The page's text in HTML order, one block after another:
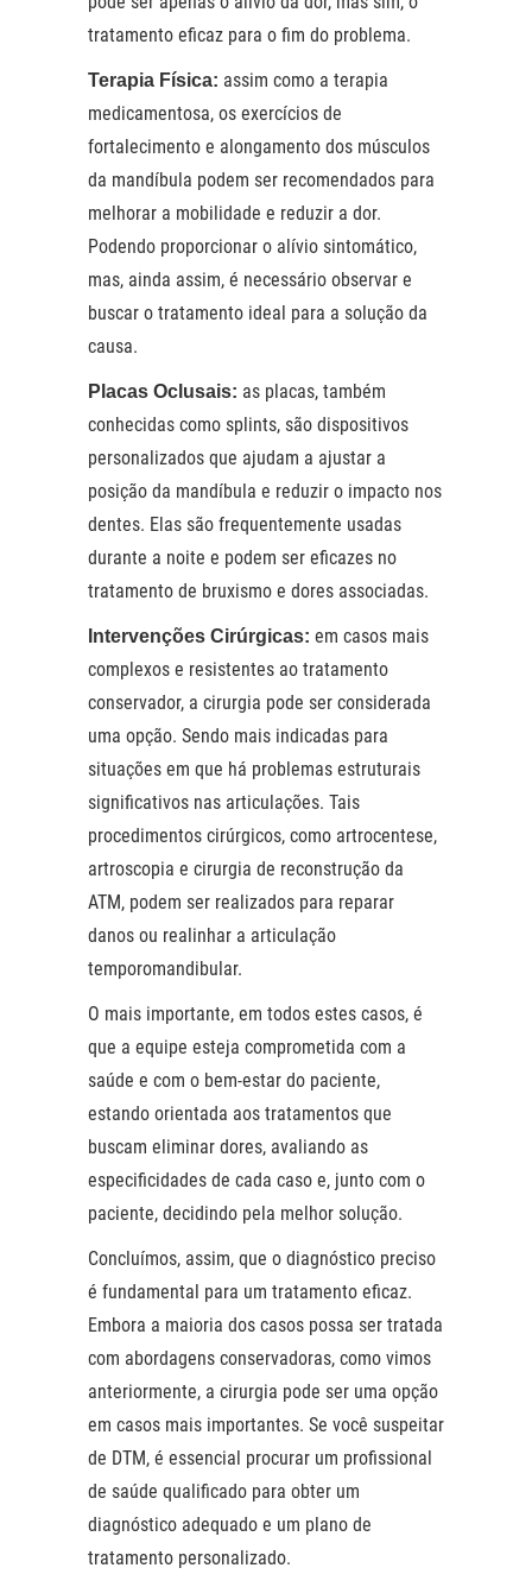
tratamento eficaz para o fim do problema.
Terapia Física: assim como a terapia
medicamentosa, os exercícios de
fortalecimento e alongamento dos músculos
da mandíbula podem ser recomendados para
melhorar a mobilidade e reduzir a dor.
Podendo proporcionar o alívio sintomático,
mas, ainda assim, é necessário observar e
buscar o tratamento ideal para a solução da
causa.
Placas Oclusais: as placas, também
conhecidas como splints, são dispositivos
personalizados que ajudam a ajustar a
posição da mandíbula e reduzir o impacto nos
dentes. Elas são frequentemente usadas
durante a noite e podem ser eficazes no
tratamento de bruxismo e dores associadas.
Intervenções Cirúrgicas: em casos mais
complexos e resistentes ao tratamento
conservador, a cirurgia pode ser considerada
uma opção. Sendo mais indicadas para
situações em que há problemas estruturais
significativos nas articulações. Tais
procedimentos cirúrgicos, como artrocentese,
artroscopia e cirurgia de reconstrução da
ATM, podem ser realizados para reparar
danos ou realinhar a articulação
temporomandibular.
O mais importante, em todos estes casos, é
que a equipe esteja comprometida com a
saúde e com o bem-estar do paciente,
estando orientada aos tratamentos que
buscam eliminar dores, avaliando as
especificidades de cada caso e, junto com o
paciente, decidindo pela melhor solução.
Concluímos, assim, que o diagnóstico preciso
é fundamental para um tratamento eficaz.
Embora a maioria dos casos possa ser tratada
com abordagens conservadoras, como vimos
anteriormente, a cirurgia pode ser uma opção
em casos mais importantes. Se você suspeitar
de DTM, é essencial procurar um profissional
de saúde qualificado para obter um
diagnóstico adequado e um plano de
tratamento personalizado.